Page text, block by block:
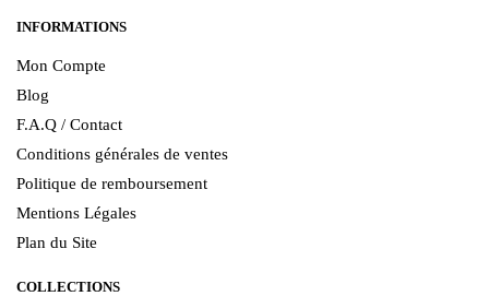
INFORMATIONS
Mon Compte
Blog
F.A.Q / Contact
Conditions générales de ventes
Politique de remboursement
Mentions Légales
Plan du Site
COLLECTIONS